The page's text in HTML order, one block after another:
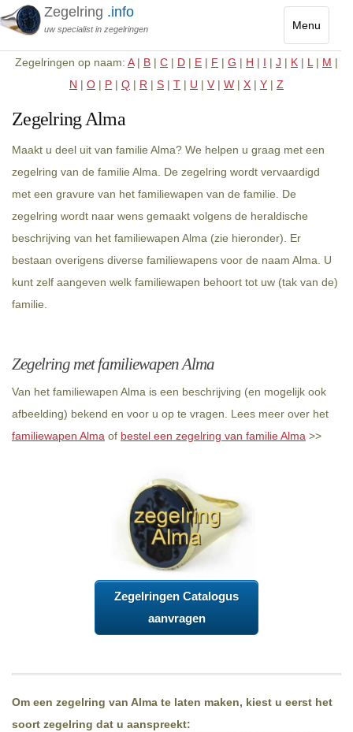
Menu
Toggle
Zegelring .info
uw specialist in zegelringen
Zegelringen op naam: A| B | C | D | E | F | G | H | I | J | K | L | M |
N | O | P | Q | R | S | T | U | V | W | X | Y | Z
Zegelring Alma
Maakt u deel uit van familie Alma? We helpen u graag met een
zegelring van de familie Alma. De zegelring wordt vervaardigd
met een gravure van het familiewapen van de familie. De
zegelring wordt naar wens gemaakt volgens de heraldische
beschrijving van het familiewapen Alma (zie hieronder). Er
bestaan overigens diverse familiewapens voor de naam Alma. U
kunt zelf aangeven welk familiewapen behoort tot uw (tak van de)
familie.
Zegelring met familiewapen Alma
Van het familiewapen Alma is een beschrijving (en mogelijk ook
afbeelding) bekend en voor u op te vragen. Lees meer over het
familiewapen Alma of bestel een zegelring van familie Alma >>
Zegelringen Catalogus
aanvragen
Om een zegelring van Alma te laten maken, kiest u eerst het
soort zegelring dat u aanspreekt: